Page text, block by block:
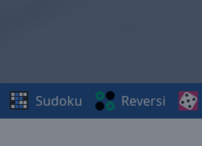
Sudoku Reversi